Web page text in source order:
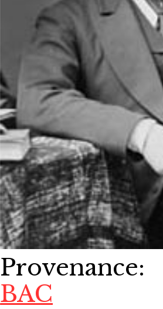
Provenance:
BAC